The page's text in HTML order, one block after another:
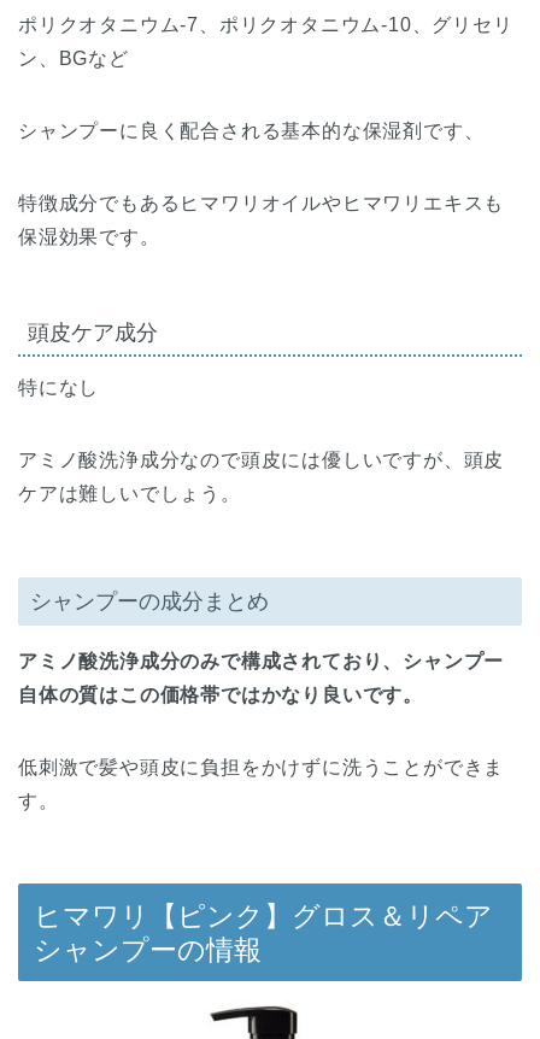
ポリクオタニウム-7、ポリクオタニウム-10、グリセリ
ン、BGなど
シャンプーに良く配合される基本的な保湿剤です、
特徴成分でもあるヒマワリオイルやヒマワリエキスも
保湿効果です。
頭皮ケア成分
特になし
アミノ酸洗浄成分なので頭皮には優しいですが、頭皮
ケアは難しいでしょう。
シャンプーの成分まとめ
アミノ酸洗浄成分のみで構成されており、シャンプー
自体の質はこの価格帯ではかなり良いです。
低刺激で髪や頭皮に負担をかけずに洗うことができま
す。
ヒマワリ【ピンク】グロス＆リペア
シャンプーの情報